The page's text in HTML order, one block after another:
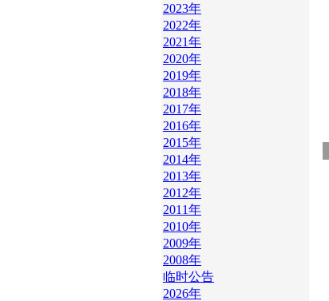
2023年
2022年
2021年
2020年
2019年
2018年
2017年
2016年
2015年
2014年
2013年
2012年
2011年
2010年
2009年
2008年
临时公告
2026年